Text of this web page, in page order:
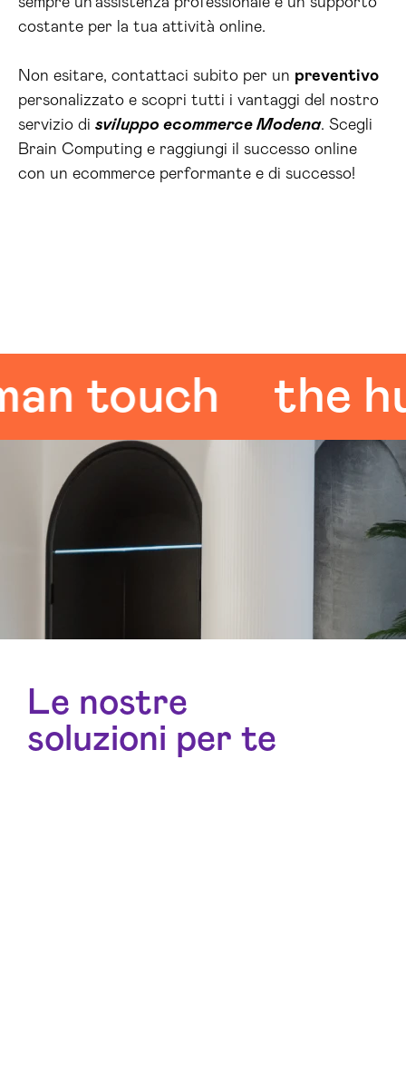
costante per la tua attività online.
Non esitare, contattaci subito per un preventivo
personalizzato e scopri tutti i vantaggi del nostro
servizio di sviluppo ecommerce Modena. Scegli
Brain Computing e raggiungi il successo online
con un ecommerce performante e di successo!
the
Le nostre
soluzioni per te